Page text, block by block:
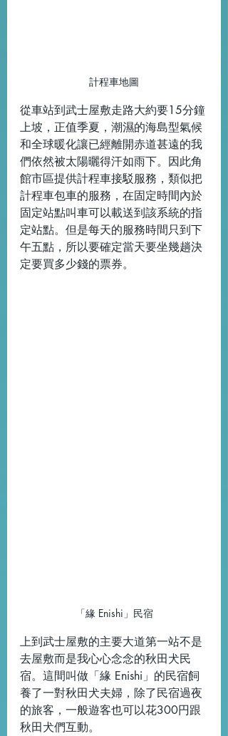
計程車地圖
從車站到武士屋敷走路大約要15分鐘
上坡，正值季夏，潮濕的海島型氣候
和全球暖化讓已經離開赤道甚遠的我
們依然被太陽曬得汗如雨下。因此角
館市區提供計程車接駁服務，類似把
計程車包車的服務，在固定時間內於
固定站點叫車可以載送到該系統的指
定站點。但是每天的服務時間只到下
午五點，所以要確定當天要坐幾趟決
定要買多少錢的票券。
「緣 Enishi」民宿
上到武士屋敷的主要大道第一站不是
去屋敷而是我心心念念的秋田犬民
宿。這間叫做「緣 Enishi」的民宿飼
養了一對秋田犬夫婦，除了民宿過夜
的旅客，一般遊客也可以花300円跟
秋田犬們互動。